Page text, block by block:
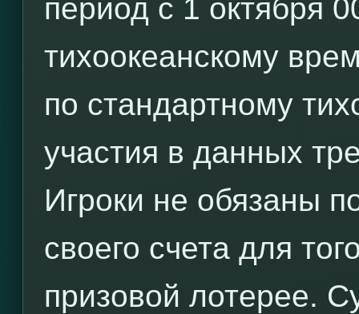
период с 1 октября
тихоокеанскому
по стандартному
участия в данных
Игроки не обязаны
своего счета для
призовой лотерее.